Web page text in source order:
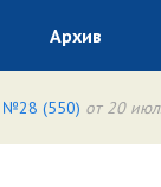
Архив
№28 (550) от 20